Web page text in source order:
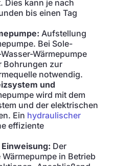
Dies kann je nach
bis einen Tag
Aufstellung
Bei Sole-
Wärmepumpe
Bohrungen zur
notwendig.
und
wird mit dem
und der elektrischen
Ein hydraulischer
effiziente
Der
in Betrieb